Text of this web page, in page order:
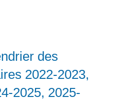
des
2022-2023,
2025, 2025-